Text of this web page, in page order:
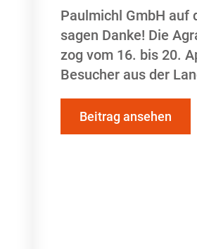
Paulmichl GmbH auf
sagen Danke! Die
zog vom 16. bis 20.
Besucher aus der
Beitrag ansehen